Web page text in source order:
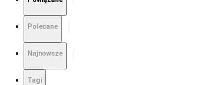
Polecane
Najnowsze
Tagi